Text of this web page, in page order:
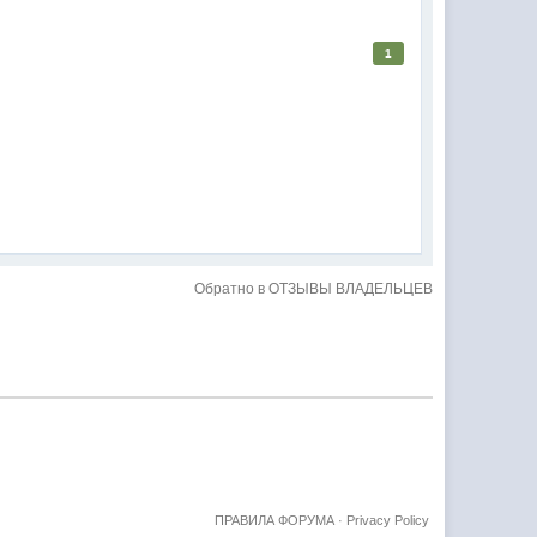
1
Обратно в ОТЗЫВЫ ВЛАДЕЛЬЦЕВ
Privacy Policy
ПРАВИЛА ФОРУМА·